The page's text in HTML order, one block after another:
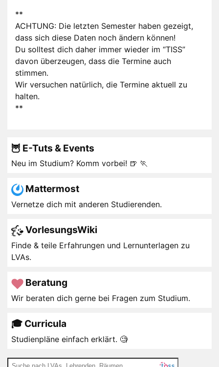
**
ACHTUNG: Die letzten Semester haben gezeigt,
dass sich diese Daten noch ändern können!
Du solltest dich daher immer wieder im “TISS”
davon überzeugen, dass die Termine auch
stimmen.
Wir versuchen natürlich, die Termine aktuell zu
halten.
**
🦉 E-Tuts & Events
Neu im Studium? Komm vorbei! 🍺 🏃
Mattermost
Vernetze dich mit anderen Studierenden.
VorlesungsWiki
Finde & teile Erfahrungen und Lernunterlagen zu
LVAs.
Beratung
Wir beraten dich gerne bei Fragen zum Studium.
🎓 Curricula
Studienpläne einfach erklärt. 🧐